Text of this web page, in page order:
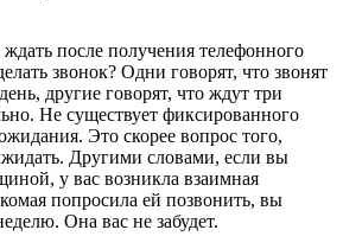
после получения телефонного
звонок? Одни говорят, что звонят
другие говорят, что ждут три
Не существует фиксированного
Это скорее вопрос того,
Другими словами, если вы
у вас возникла взаимная
попросила ей позвонить, вы
Она вас не забудет.